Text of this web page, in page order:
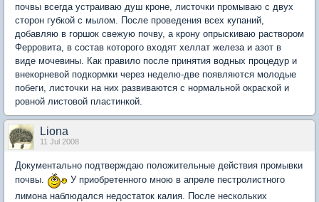
почвы всегда устраиваю душ кроне, листочки промываю с двух
сторон губкой с мылом. После проведения всех купаний,
добавляю в горшок свежую почву, а крону опрыскиваю раствором
Ферровита, в состав которого входят хеллат железа и азот в
виде мочевины. Как правило после принятия водных процедур и
внекорневой подкормки через неделю-две появляются молодые
побеги, листочки на них развиваются с нормальной окраской и
ровной листовой пластинкой.
Liona
11 Jul 2008
Документально подтверждаю положительные действия промывки
почвы.
У приобретенного мною в апреле пестролистного
лимона наблюдался недостаток калия. После нескольких